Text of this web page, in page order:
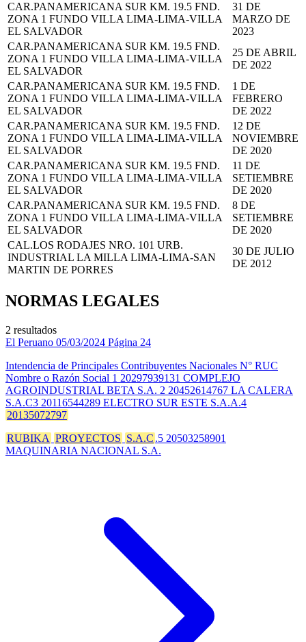
CAR.PANAMERICANA SUR KM. 19.5 FND.
ZONA 1 FUNDO VILLA LIMA-LIMA-VILLA
EL SALVADOR
31 DE
MARZO DE
2023
CAR.PANAMERICANA SUR KM. 19.5 FND.
ZONA 1 FUNDO VILLA LIMA-LIMA-VILLA
EL SALVADOR
25 DE ABRIL
DE 2022
CAR.PANAMERICANA SUR KM. 19.5 FND.
ZONA 1 FUNDO VILLA LIMA-LIMA-VILLA
EL SALVADOR
1 DE
FEBRERO
DE 2022
CAR.PANAMERICANA SUR KM. 19.5 FND.
ZONA 1 FUNDO VILLA LIMA-LIMA-VILLA
EL SALVADOR
12 DE
NOVIEMBRE
DE 2020
CAR.PANAMERICANA SUR KM. 19.5 FND.
ZONA 1 FUNDO VILLA LIMA-LIMA-VILLA
EL SALVADOR
11 DE
SETIEMBRE
DE 2020
CAR.PANAMERICANA SUR KM. 19.5 FND.
ZONA 1 FUNDO VILLA LIMA-LIMA-VILLA
EL SALVADOR
8 DE
SETIEMBRE
DE 2020
CAL.LOS RODAJES NRO. 101 URB.
INDUSTRIAL LA MILLA LIMA-LIMA-SAN
MARTIN DE PORRES
30 DE JULIO
DE 2012
NORMAS LEGALES
2 resultados
El Peruano 05/03/2024 Página 24
Intendencia de Principales Contribuyentes Nacionales N° RUC
Nombre o Razón Social 1 20297939131 COMPLEJO
AGROINDUSTRIAL BETA S.A. 2 20452614767 LA CALERA
S.A.C3 20116544289 ELECTRO SUR ESTE S.A.A.4
20135072797
RUBIKA PROYECTOS S.A.C .5 20503258901
MAQUINARIA NACIONAL S.A.